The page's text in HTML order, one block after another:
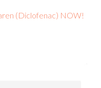
(Diclofenac) NOW!